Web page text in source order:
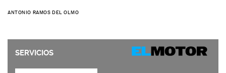
ANTONIO RAMOS DEL OLMO